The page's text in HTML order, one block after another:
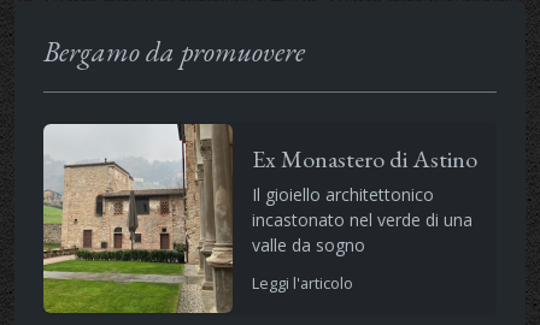
Bergamo da promuovere
Ex Monastero di Astino
Il gioiello architettonico
incastonato nel verde di una
valle da sogno
Leggi l'articolo